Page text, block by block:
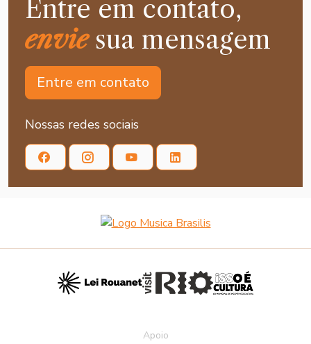
Entre em contato,
enviesua mensagem
Entre em contato
Nossas redes sociais
Apoio